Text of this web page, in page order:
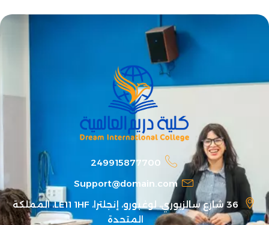
249915877700
Support@domain.com
36 شارع سالزبوري، لوغبورو، إنجلترا، LE11 1HF، المملكة
المتحدة